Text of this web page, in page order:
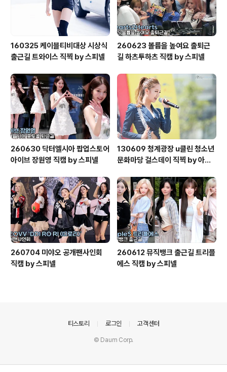
160325 케이블티비대상 시상식
출근길 트와이스 직찍 by 스피넬
260623 볼륨을 높여요 출퇴근
길 하츠투하츠 직캠 by 스피넬
260630 닥터엘시아 팝업스토어
아이브 장원영 직캠 by 스피넬
130609 청계광장 u클린 청소년
문화마당 걸스데이 직찍 by 아데
260704 미야오 공개팬사인회
직캠 by 스피넬
260612 뮤직뱅크 출근길 트리플
에스 직캠 by 스피넬
티스토리 로그인 고객센터
© Daum Corp.